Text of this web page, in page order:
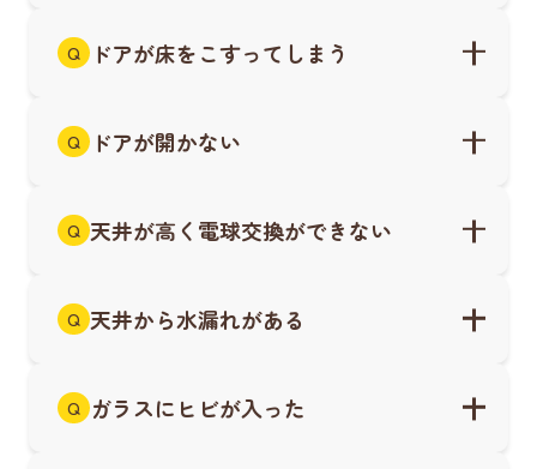
Q ドアが床をこすってしまう
Q ドアが開かない
Q 天井が高く電球交換ができない
Q 天井から水漏れがある
Q ガラスにヒビが入った